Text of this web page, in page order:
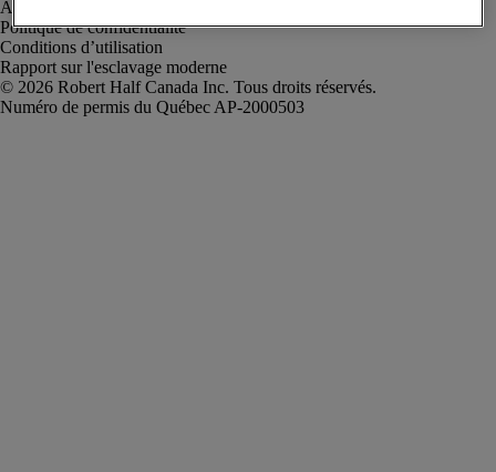
Alerte à la fraude
Politique de confidentialité
Conditions d’utilisation
Rapport sur l'esclavage moderne
Robert Half Canada Inc. Tous droits réservés.